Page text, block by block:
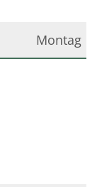
Montag